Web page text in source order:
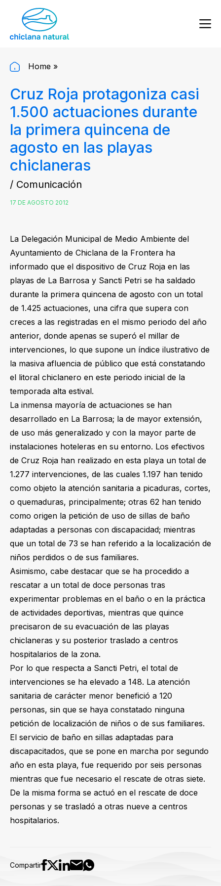
Home »
Cruz Roja protagoniza casi
1.500 actuaciones durante
la primera quincena de
agosto en las playas
chiclaneras
/ Comunicación
17 DE AGOSTO 2012
La Delegación Municipal de Medio Ambiente del
Ayuntamiento de Chiclana de la Frontera ha
informado que el dispositivo de Cruz Roja en las
playas de La Barrosa y Sancti Petri se ha saldado
durante la primera quincena de agosto con un total
de 1.425 actuaciones, una cifra que supera con
creces a las registradas en el mismo periodo del año
anterior, donde apenas se superó el millar de
intervenciones, lo que supone un índice ilustrativo de
la masiva afluencia de público que está constatando
el litoral chiclanero en este periodo inicial de la
temporada alta estival.
La inmensa mayoría de actuaciones se han
desarrollado en La Barrosa; la de mayor extensión,
de uso más generalizado y con la mayor parte de
instalaciones hoteleras en su entorno. Los efectivos
de Cruz Roja han realizado en esta playa un total de
1.277 intervenciones, de las cuales 1.197 han tenido
como objeto la atención sanitaria a picaduras, cortes,
o quemaduras, principalmente; otras 62 han tenido
como origen la petición de uso de sillas de baño
adaptadas a personas con discapacidad; mientras
que un total de 73 se han referido a la localización de
niños perdidos o de sus familiares.
Asimismo, cabe destacar que se ha procedido a
rescatar a un total de doce personas tras
experimentar problemas en el baño o en la práctica
de actividades deportivas, mientras que quince
precisaron de su evacuación de las playas
chiclaneras y su posterior traslado a centros
hospitalarios de la zona.
Por lo que respecta a Sancti Petri, el total de
intervenciones se ha elevado a 148. La atención
sanitaria de carácter menor benefició a 120
personas, sin que se haya constatado ninguna
petición de localización de niños o de sus familiares.
El servicio de baño en sillas adaptadas para
discapacitados, que se pone en marcha por segundo
año en esta playa, fue requerido por seis personas
mientras que fue necesario el rescate de otras siete.
De la misma forma se actuó en el rescate de doce
personas y se trasladó a otras nueve a centros
hospitalarios.
Compartir